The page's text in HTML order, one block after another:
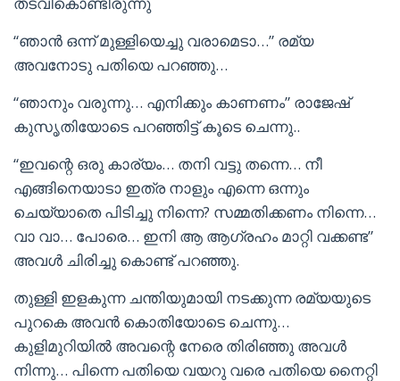
“ഞാൻ ഒന്ന് മുള്ളിയെച്ചു വരാമെടാ…” രമ്യ
അവനോടു പതിയെ പറഞ്ഞു…
“ഞാനും വരുന്നു… എനിക്കും കാണണം” രാജേഷ്‌
കുസൃതിയോടെ പറഞ്ഞിട്ട് കൂടെ ചെന്നു..
“ഇവന്റെ ഒരു കാര്യം… തനി വട്ടു തന്നെ… നീ
എങ്ങിനെയാടാ ഇത്ര നാളും എന്നെ ഒന്നും
ചെയ്യാതെ പിടിച്ചു നിന്നെ? സമ്മതിക്കണം നിന്നെ…
വാ വാ… പോരെ… ഇനി ആ ആഗ്രഹം മാറ്റി വക്കണ്ട”
അവൾ ചിരിച്ചു കൊണ്ട് പറഞ്ഞു.
തുള്ളി ഇളകുന്ന ചന്തിയുമായി നടക്കുന്ന രമ്യയുടെ
പുറകെ അവൻ കൊതിയോടെ ചെന്നു…
കുളിമുറിയിൽ അവന്റെ നേരെ തിരിഞ്ഞു അവൾ
നിന്നു… പിന്നെ പതിയെ വയറു വരെ പതിയെ നൈറ്റി